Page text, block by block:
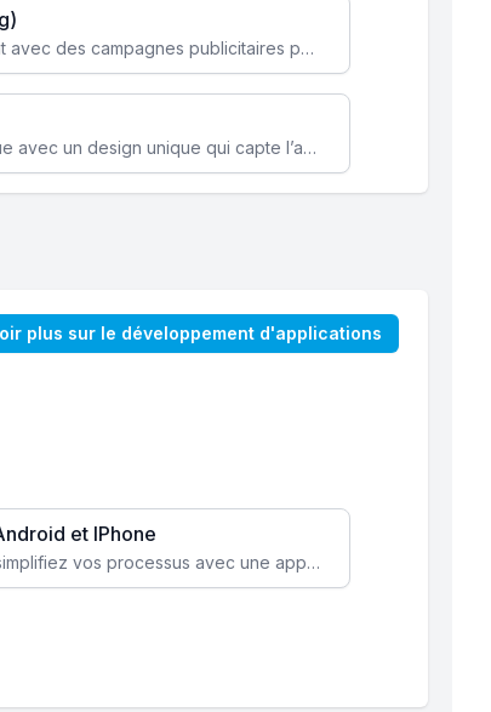
Attirez des clients ciblés rapidement avec des campagnes publicitaires payantes optimisées pour vos objectifs.
Renforcez l’identité de votre marque avec un design unique qui capte l’attention et engage vos clients.
plus sur le développement d'applications
et IPhone
Augmentez l’engagement client et simplifiez vos processus avec une application mobile sur mesure, disponible sur iOS et Android.